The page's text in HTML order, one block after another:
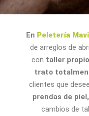
En Peletería Mavi
de arreglos de
con taller propio
trato
clientes que
prendas de piel,
cambios de